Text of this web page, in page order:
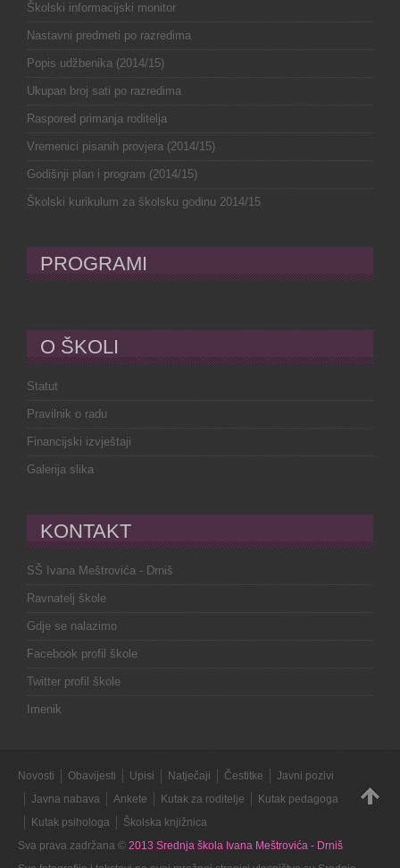
Školski informacijski monitor
Nastavni predmeti po razredima
Popis udžbenika (2014/15)
Ukupan broj sati po razredima
Raspored primanja roditelja
Vremenici pisanih provjera (2014/15)
Godišnji plan i program (2014/15)
Školski kurikulum za školsku godinu 2014/15
PROGRAMI
O ŠKOLI
Statut
Pravilnik o radu
Financijski izvještaji
Galerija slika
KONTAKT
SŠ Ivana Meštrovića - Drniš
Ravnatelj škole
Gdje se nalazimo
Facebook profil škole
Twitter profil škole
Imenik
Novosti Obavijesti Upisi Natječaji Čestitke
Javni pozivi
Javna nabava
Ankete Kutak za roditelje
Kutak pedagoga
Kutak psihologa
Školska knjižnica
Sva prava zadržana © 2013 Srednja škola Ivana Meštrovića - Drniš